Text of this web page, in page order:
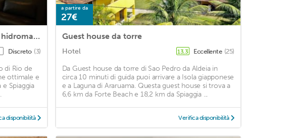
Rio Rentals 021- C043 Studio com hidromassagem na praia de Copacabana
Discreto (3)
di Rio de
ottimale e
e Spiaggia
disponibilità
a partire da
27€
Guest house da torre
Hotel 13,3 Eccellente (25)
Da Guest house da torre di Sao Pedro da Aldeia in
circa 10 minuti di guida puoi arrivare a Isola giapponese
e a Laguna di Araruama. Questa guest house si trova a
6,6 km da Forte Beach e 18,2 km da Spiaggia ...
Verifica disponibilità